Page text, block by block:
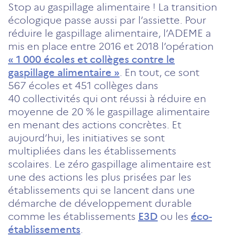
Stop au gaspillage alimentaire ! La transition
écologique passe aussi par l’assiette. Pour
réduire le gaspillage alimentaire, l’ADEME a
mis en place entre 2016 et 2018 l’opération
« 1 000 écoles et collèges contre le
gaspillage alimentaire » . En tout, ce sont
567 écoles et 451 collèges dans
40 collectivités qui ont réussi à réduire en
moyenne de 20 % le gaspillage alimentaire
en menant des actions concrètes. Et
aujourd’hui, les initiatives se sont
multipliées dans les établissements
scolaires. Le zéro gaspillage alimentaire est
une des actions les plus prisées par les
établissements qui se lancent dans une
démarche de développement durable
comme les établissements E3D ou les éco-
établissements